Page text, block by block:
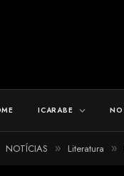
ICARABE
NOTÍCIAS » Literatura »